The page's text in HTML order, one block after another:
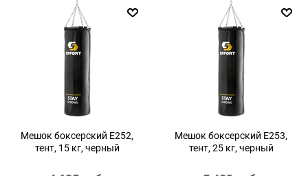
Мешок боксерский E252,
тент, 15 кг, черный
Мешок боксерский E253,
тент, 25 кг, черный